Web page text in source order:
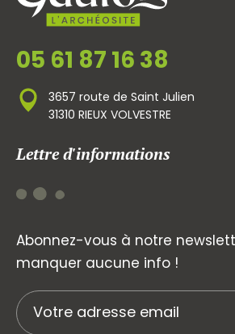
05 61 87 16 38
3657 route de Saint Julien
31310 RIEUX VOLVESTRE
Lettre d'informations
Abonnez-vous à notre
manquer aucune info !